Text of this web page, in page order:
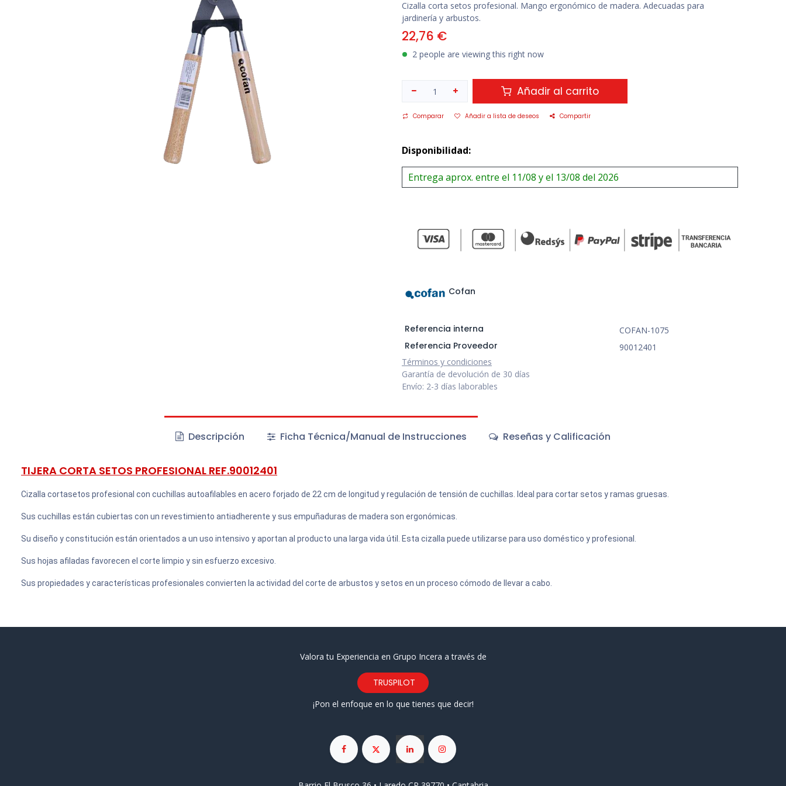
Cizalla corta setos profesional. Mango ergonómico de madera. Adecuadas para
jardinería y arbustos.
22,76 €
2 people are viewing this right now
Añadir al carrito
Comparar Añadir a lista de deseos Compartir
Disponibilidad:
Entrega aprox. entre el 11/08 y el 13/08 del 2026
Cofan
Referencia interna COFAN-1075
Referencia Proveedor
90012401
Términos y condiciones
Garantía de devolución de 30 días
Envío: 2-3 días laborables
Descripción Ficha Técnica/Manual de Instrucciones Reseñas y Calificación
TIJERA CORTA SETOS PROFESIONAL REF.90012401
Cizalla cortasetos profesional con cuchillas autoafilables en acero forjado de 22 cm de longitud y regulación de tensión de cuchillas. Ideal para cortar setos y ramas gruesas.
Sus cuchillas están cubiertas con un revestimiento antiadherente y sus empuñaduras de madera son ergonómicas.
Su diseño y constitución están orientados a un uso intensivo y aportan al producto una larga vida útil. Esta cizalla puede utilizarse para uso doméstico y profesional.
Sus hojas afiladas favorecen el corte limpio y sin esfuerzo excesivo.
Sus propiedades y características profesionales convierten la actividad del corte de arbustos y setos en un proceso cómodo de llevar a cabo.
Valora tu Experiencia en Grupo Incera a través de
TRUSPILOT
¡Pon el enfoque en lo que tienes que decir!